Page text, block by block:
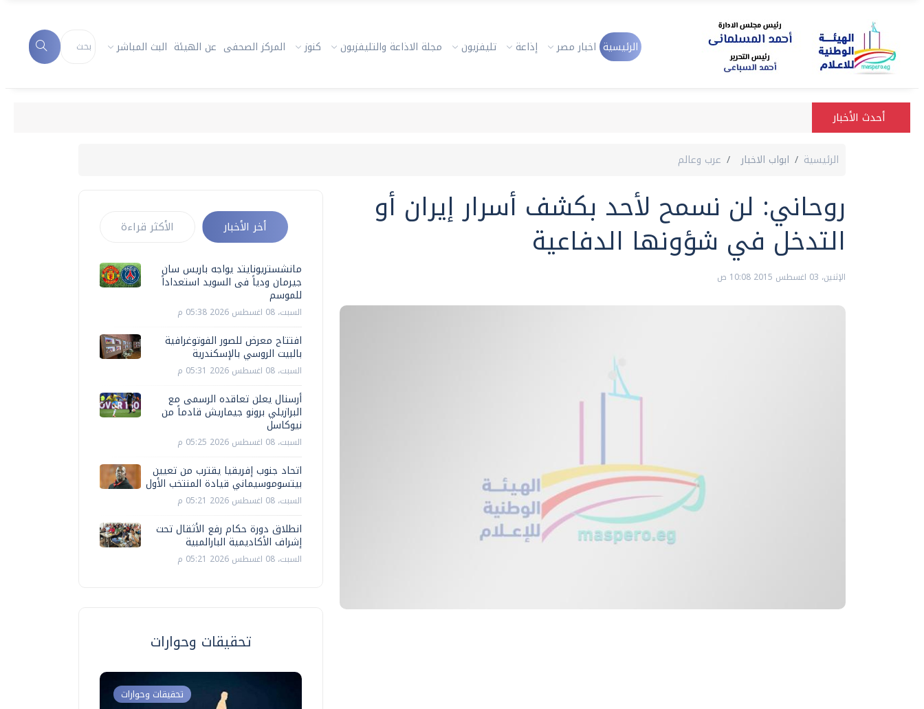
الرئيسية اخبار مصر إذاعة تليفزيون مجلة الاذاعة والتليفزيون كنوز المركز الصحفى عن الهيئة البث المباشر
أحدث الأخبار
الرئيسية ابواب الاخبار عرب وعالم
روحاني: لن نسمح لأحد بكشف أسرار إيران أو
التدخل في شؤونها الدفاعية
الإثنين، 03 اغسطس 2015 10:08 ص
أخر الأخبار الأكثر قراءة
مانشستريونايتد يواجه باريس سان
جيرمان ودياً فى السويد استعداداً
للموسم
السبت، 08 اغسطس 2026 05:38 م
افتتاح معرض للصور الفوتوغرافية
بالبيت الروسي بالإسكندرية
السبت، 08 اغسطس 2026 05:31 م
أرسنال يعلن تعاقده الرسمى مع
البرازيلي برونو جيماريش قادماً من
نيوكاسل
السبت، 08 اغسطس 2026 05:25 م
اتحاد جنوب إفريقيا يقترب من تعيين
بيتسوموسيماني قيادة المنتخب الأول
السبت، 08 اغسطس 2026 05:21 م
انطلاق دورة حكام رفع الأثقال تحت
إشراف الأكاديمية البارالمبية
السبت، 08 اغسطس 2026 05:21 م
تحقيقات وحوارات
تحقيقات وحوارات